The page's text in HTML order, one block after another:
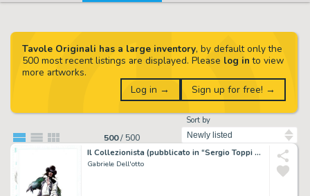
500/ 500
Sort by
Tavole Originali has a large inventory, by default only the
500 most recent listings are displayed. Please log in to view
more artworks.
Log in →
Sign up for free! →
Il Collezionista (pubblicato in “Sergio Toppi – Nero su Bianco”)
Gabriele Dell'otto